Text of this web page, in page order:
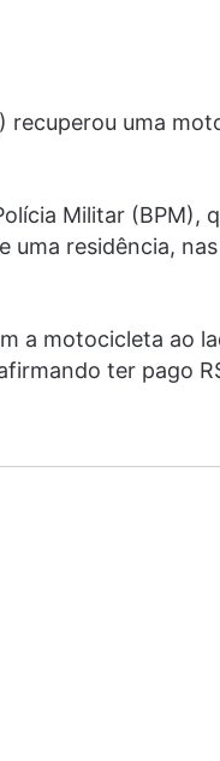
recuperou uma
Militar (BPM),
residência,
a motocicleta ao
ter pago